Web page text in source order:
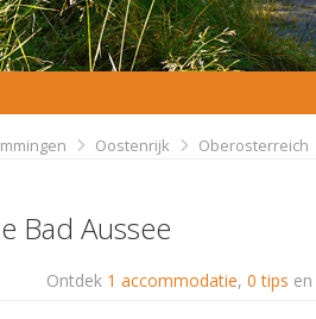
Oostenrijk Oberosterreich
Bad Aussee
Ontdek 1 accommodatie, 0 tips en